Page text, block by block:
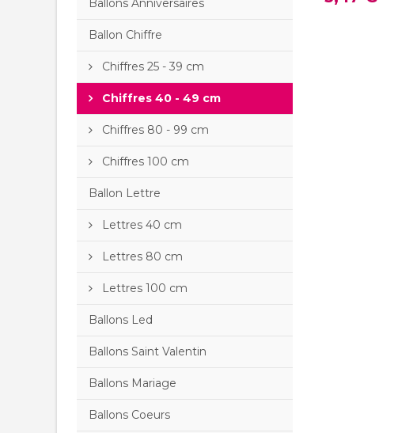
Ballons Anniversaires
Ballon Chiffre
Chiffres 25 - 39 cm
Chiffres 40 - 49 cm
Chiffres 80 - 99 cm
Chiffres 100 cm
Ballon Lettre
Lettres 40 cm
Lettres 80 cm
Lettres 100 cm
Ballons Led
Ballons Saint Valentin
Ballons Mariage
Ballons Coeurs